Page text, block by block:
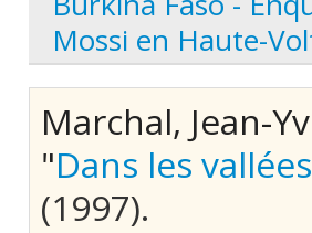
des
diversifiées
la tâche
(Résumé
Mossi en Haute-
Marchal, Jean-
"Dans les
(1997).